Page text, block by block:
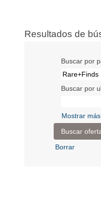
Resultados de
Buscar por
Buscar por
Mostrar
Borrar